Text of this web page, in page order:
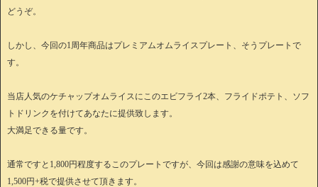
どうぞ。
しかし、今回の1周年商品はプレミアムオムライスプレート、そうプレートで
す。
当店人気のケチャップオムライスにこのエビフライ2本、フライドポテト、ソフ
トドリンクを付けてあなたに提供致します。
大満足できる量です。
通常ですと1,800円程度するこのプレートですが、今回は感謝の意味を込めて
1,500円+税で提供させて頂きます。